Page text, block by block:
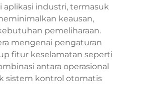
aplikasi industri, termasuk
keausan,
pemeliharaan.
mengenai pengaturan
fitur keselamatan seperti
antara operasional
sistem kontrol otomatis